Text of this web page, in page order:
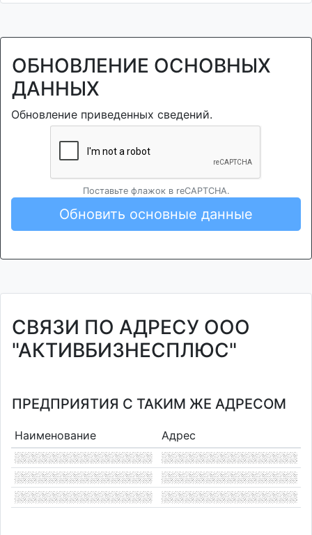
ОБНОВЛЕНИЕ ОСНОВНЫХ
ДАННЫХ
Обновление приведенных сведений.
Поставьте флажок в reCAPTCHA.
Обновить основные данные
СВЯЗИ ПО АДРЕСУ ООО
"АКТИВБИЗНЕСПЛЮС"
ПРЕДПРИЯТИЯ С ТАКИМ ЖЕ АДРЕСОМ
Наименование Адрес